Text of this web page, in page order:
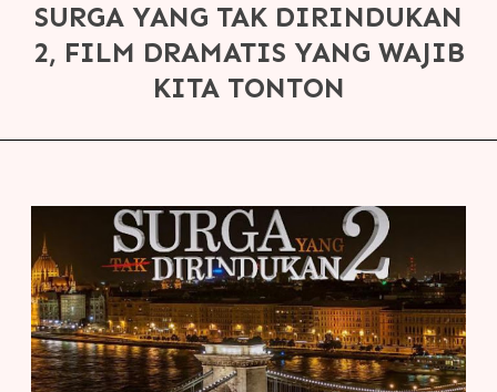
SURGA YANG TAK DIRINDUKAN
2, FILM DRAMATIS YANG WAJIB
KITA TONTON